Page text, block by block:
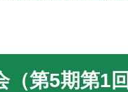
第5期第1